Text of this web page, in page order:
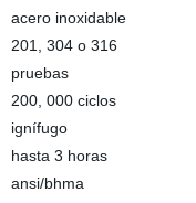
acero inoxidable
201, 304 o 316
pruebas
200, 000 ciclos
ignífugo
hasta 3 horas
ansi/bhma